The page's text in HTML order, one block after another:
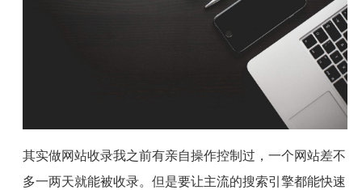
其实做网站收录我之前有亲自操作控制过，一个网站差不
多一两天就能被收录。但是要让主流的搜索引擎都能快速